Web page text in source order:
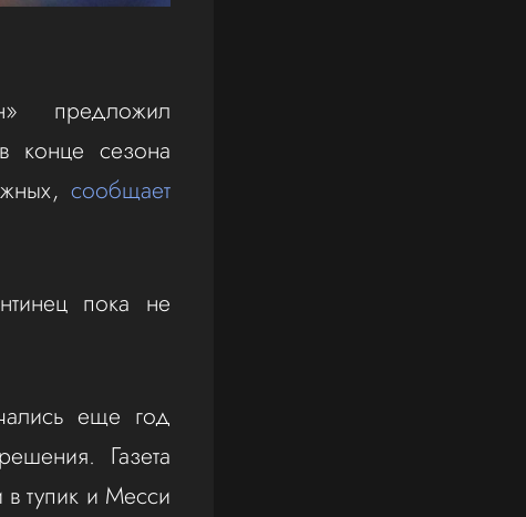
предложил
конце сезона
сообщает
пока не
еще год
Газета
тупик и Месси